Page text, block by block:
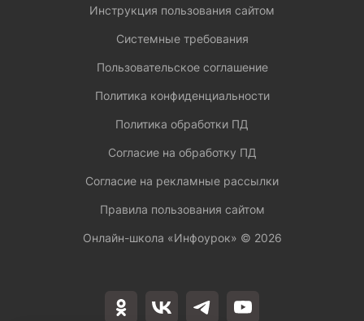
Инструкция пользования сайтом
Системные требования
Пользовательское соглашение
Политика конфиденциальности
Политика обработки ПД
Согласие на обработку ПД
Согласие на рекламные рассылки
Правила пользования сайтом
Онлайн-школа «Инфоурок» © 2026